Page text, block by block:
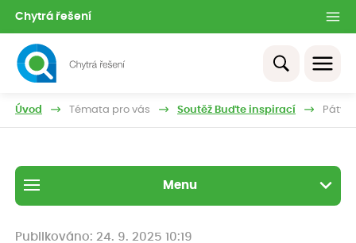
Chytrá řešení
Úvod Témata pro vás Soutěž Buďte inspirací Pátý
Menu
Publikováno: 24. 9. 2025 10:19